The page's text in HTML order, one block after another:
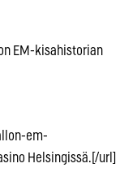
EM-kisahistorian
em-
Helsingissä.[/url]